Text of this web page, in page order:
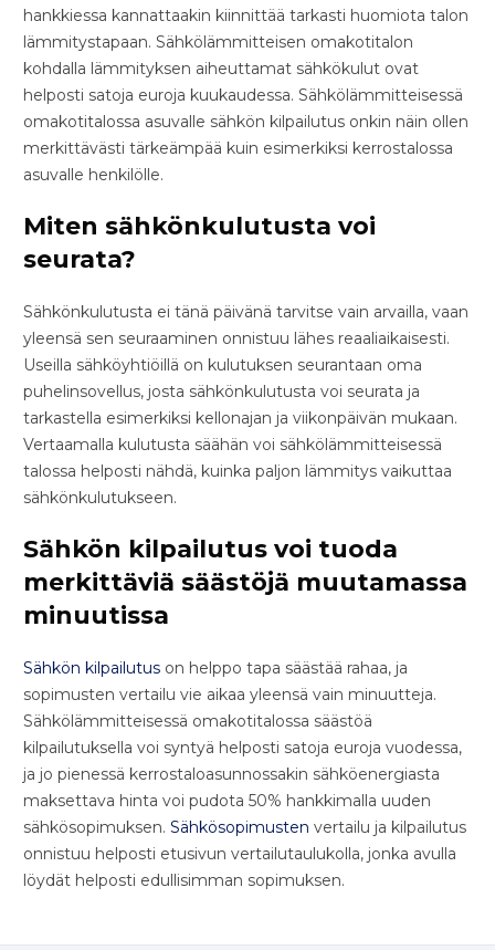
hankkiessa kannattaakin kiinnittää tarkasti huomiota talon
lämmitystapaan. Sähkölämmitteisen omakotitalon
kohdalla lämmityksen aiheuttamat sähkökulut ovat
helposti satoja euroja kuukaudessa. Sähkölämmitteisessä
omakotitalossa asuvalle sähkön kilpailutus onkin näin ollen
merkittävästi tärkeämpää kuin esimerkiksi kerrostalossa
asuvalle henkilölle.
Miten sähkönkulutusta voi
seurata?
Sähkönkulutusta ei tänä päivänä tarvitse vain arvailla, vaan
yleensä sen seuraaminen onnistuu lähes reaaliaikaisesti.
Useilla sähköyhtiöillä on kulutuksen seurantaan oma
puhelinsovellus, josta sähkönkulutusta voi seurata ja
tarkastella esimerkiksi kellonajan ja viikonpäivän mukaan.
Vertaamalla kulutusta säähän voi sähkölämmitteisessä
talossa helposti nähdä, kuinka paljon lämmitys vaikuttaa
sähkönkulutukseen.
Sähkön kilpailutus voi tuoda
merkittäviä säästöjä muutamassa
minuutissa
Sähkön kilpailutus on helppo tapa säästää rahaa, ja
sopimusten vertailu vie aikaa yleensä vain minuutteja.
Sähkölämmitteisessä omakotitalossa säästöä
kilpailutuksella voi syntyä helposti satoja euroja vuodessa,
ja jo pienessä kerrostaloasunnossakin sähköenergiasta
maksettava hinta voi pudota 50% hankkimalla uuden
sähkösopimuksen. Sähkösopimusten vertailu ja kilpailutus
onnistuu helposti etusivun vertailutaulukolla, jonka avulla
löydät helposti edullisimman sopimuksen.